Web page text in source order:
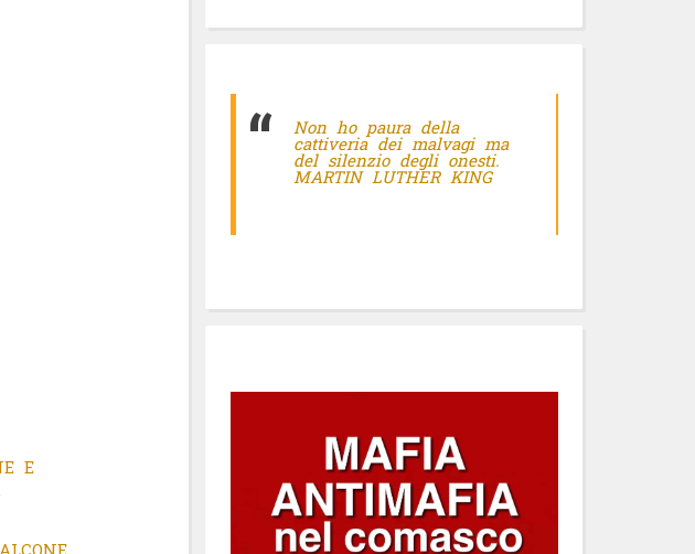
E
Non ho paura della
cattiveria dei malvagi ma
del silenzio degli onesti.
MARTIN LUTHER KING